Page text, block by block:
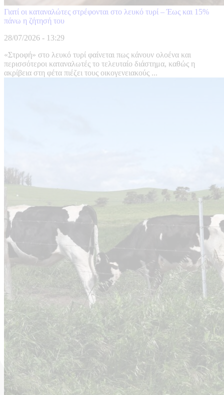
Γιατί οι καταναλώτες στρέφονται στο λευκό τυρί – Έως και 15%
πάνω η ζήτησή του
28/07/2026 - 13:29
«Στροφή» στο λευκό τυρί φαίνεται πως κάνουν ολοένα και
περισσότεροι καταναλωτές το τελευταίο διάστημα, καθώς η
ακρίβεια στη φέτα πιέζει τους οικογενειακούς ...